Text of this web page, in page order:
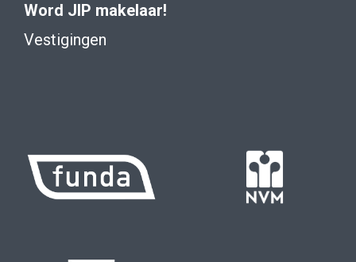
Word JIP makelaar!
Vestigingen